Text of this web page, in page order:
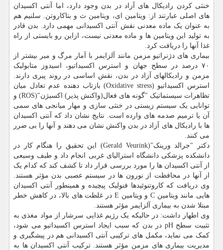
خنثی کردن رادیکال های آزاد در بدن وجود دارد، اما آنتی اکسیدان
های اصلی عبارتند از: ویتامین ای، ویتامین ث و بتاکاروتن. سلنیم هم
به عنوان یک ماده معدنی نقش آنتی اکسیدانی مهمی دارد. بدن قادر
به تولید این ویتامین ها و ماده معدنی نیست، ازاین رو بایستی از راه
غذا آنها را دریافت کرد.
بیماری های دژنراتیو مزمن مانند آلزایمر با آمار مرگ و میر بیشتر از
۷۰ درصد در سطح جهان و استرس اکسیداتیو، اسیدوز متابولیک
مزمن و رادیکالهای آزاد در بدن، نقش اساسی در روند پیری دارند.
استرس اکسیداتیو (Oxidative stress‎) بازتاب دهنده عدم تعادل میان
تظاهرات سیستماتیک "گونه های فعال(واکنش پذیر) اکسیژن"(ROS) و
توانایی یک سیستم زیستی در خنثی سازی و مهار میانجی های سمی
آن یا ترمیم صدمه های وارده است. نتایج نشان داد که آنتی اکسیدان
ها با رادیکال های آزاد در بدن واکنش نشان می دهند و آنها را بی ضرر
می کنند.
دکتر "جرالد ورینک"(Gerald Veurink) این تحقیق را هنگام کار در
دانشکده پزشکی دانشگاه استرالیای غربی انجام داد و طیف وسیعی
از آنتی اکسیدان ها را مورد بررسی قرار داد تا کشف کند که کدام یک
از آنها در محافظت از نورون ها در سیستم عصبی بدن مؤثر هستند.
وی دریافت که کاروتنوئیدها فنولیک پیچیده و همینطور آنتی اکسیدان
هایی مانند ویتامین C و ویتامین E در غلظت های بالا، در کاهش خطر
مبتلا شدن به بیماری آلزایمر مؤثر هستند.
وی اظهار داشت: در حالیکه یک رژیم غذایی سرشار از مواد مغذی به
تثبیت سطح pH در بدن که سبب ایجاد استرس اکسیداتیو می شود،
کمک می نماید، مکمل های ترکیبی آنتی اکسیدانی هم در پیشگیری و
مدیریت بیماری های مزمن مؤثر هستند. ترکیب آنتی اکسیدان ها به